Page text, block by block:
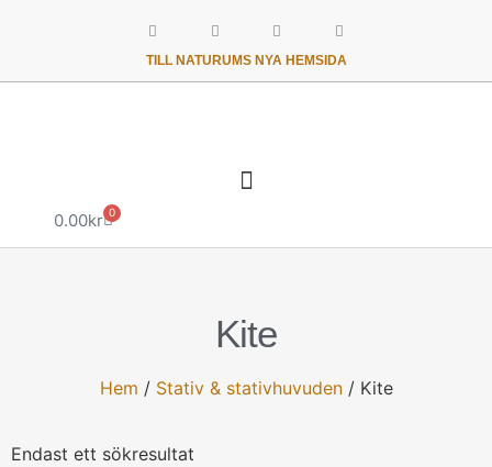
TILL NATURUMS NYA HEMSIDA
0.00kr 0
Kite
Hem / Stativ & stativhuvuden/ Kite
Endast ett sökresultat